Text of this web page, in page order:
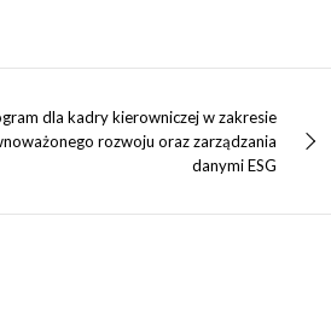
dla kadry kierowniczej w zakresie
rozwoju oraz zarządzania
danymi ESG